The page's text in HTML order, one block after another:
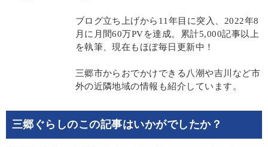
ブログ立ち上げから11年目に突入、2022年8
月に月間60万PVを達成。累計5,000記事以上
を執筆、現在もほぼ毎日更新中！
三郷市からおでかけできる八潮や吉川など市
外の近隣地域の情報も紹介しています。
三郷ぐらしのこの記事はいかがでしたか？